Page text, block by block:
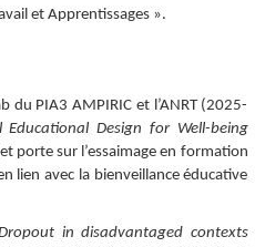
et Apprentissages ».
du PIA3 AMPIRIC et l’ANRT (2025-
Educational Design for Well-being
porte sur l’essaimage en formation
lien avec la bienveillance éducative
in disadvantaged contexts